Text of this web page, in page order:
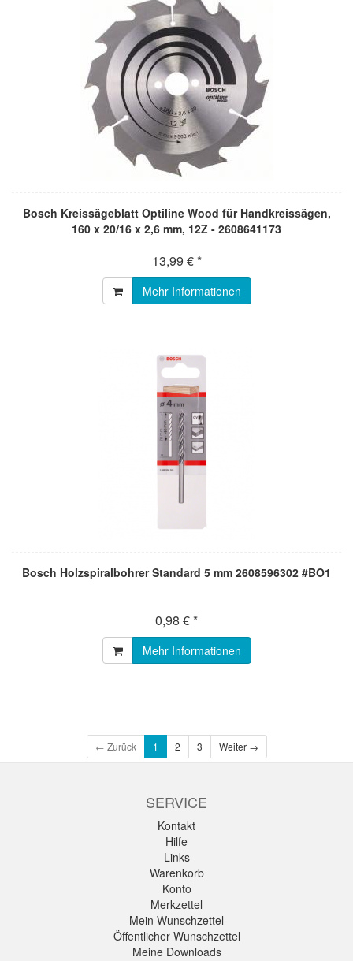
Bosch Kreissägeblatt Optiline Wood für Handkreissägen,
160 x 20/16 x 2,6 mm, 12Z - 2608641173
13,99 € *
Mehr Informationen
Bosch Holzspiralbohrer Standard 5 mm 2608596302 #BO1
0,98 € *
Mehr Informationen
← Zurück 1 2 3 Weiter →
SERVICE
Kontakt
Hilfe
Links
Warenkorb
Konto
Merkzettel
Mein Wunschzettel
Öffentlicher Wunschzettel
Meine Downloads